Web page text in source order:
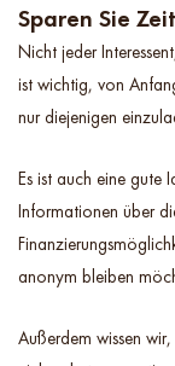
Sparen Sie
Nicht jeder
ist wichtig, von
nur diejenigen
Es ist auch eine gute
Informationen über
anonym bleiben
Außerdem wissen